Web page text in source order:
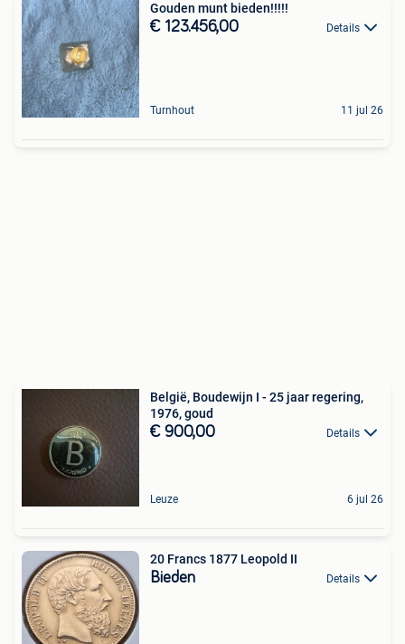
Gouden munt bieden!!!!!
€ 123.456,00 Details
Turnhout 11 jul 26
België, Boudewijn I - 25 jaar regering,
1976, goud
€ 900,00 Details
Leuze 6 jul 26
20 Francs 1877 Leopold II
Bieden Details